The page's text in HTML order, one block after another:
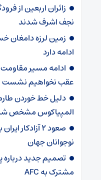
زائران اربعین از
نجف اشرف شدند
زمین لرزه دامغان
ادامه دارد
ادامه مسیر
عقب نخواهیم نشست
دلیل خط خوردن
المپیاکوس مشخص
صعود ۲
نوجوانان جهان
تصمیم جدید درباره
مشترک به AFC